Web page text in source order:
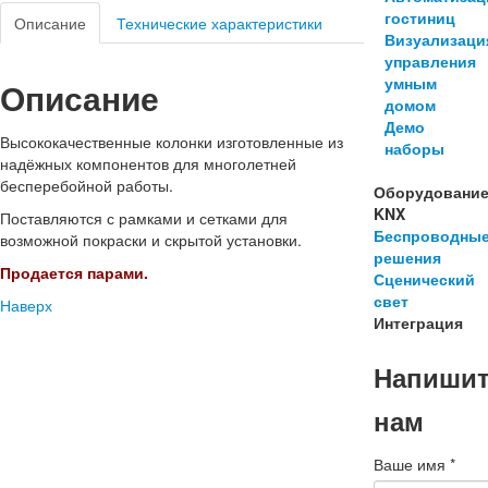
Описание Технические характеристики
Описание
Высококачественные колонки изготовленные из
надёжных компонентов для многолетней
бесперебойной работы.
Поставляются с рамками и сетками для
возможной покраски и скрытой установки.
Продается парами.
Наверх
гостиниц
управления
умным
домом
Демо
наборы
KNX
решения
Сценический
свет
Интеграция
нам
Ваше имя*